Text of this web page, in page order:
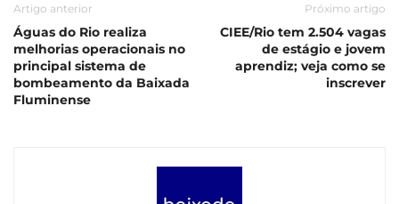
Artigo anterior
Águas do Rio realiza
melhorias operacionais no
principal sistema de
bombeamento da Baixada
Fluminense
Próximo artigo
CIEE/Rio tem 2.504 vagas
de estágio e jovem
aprendiz; veja como se
inscrever